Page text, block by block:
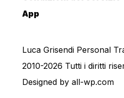
App
Luca Grisendi Personal
2010-2026 Tutti i diritti
Designed by all-wp.com